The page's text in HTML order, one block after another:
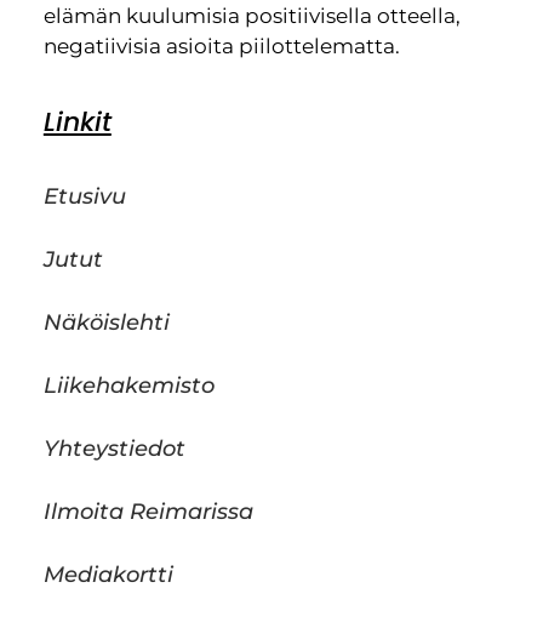
elämän kuulumisia positiivisella otteella,
negatiivisia asioita piilottelematta.
Linkit
Etusivu
Jutut
Näköislehti
Liikehakemisto
Yhteystiedot
Ilmoita Reimarissa
Mediakortti